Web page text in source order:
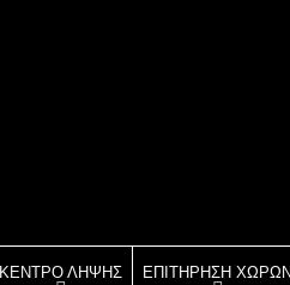
ΚΕΝΤΡΟ ΛΗΨΗΣ ΕΠΙΤΗΡΗΣΗ ΧΩΡΩΝ